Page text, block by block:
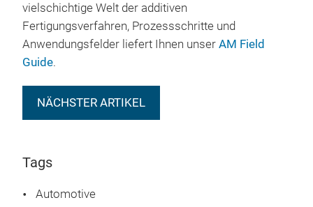
vielschichtige Welt der additiven
Fertigungsverfahren, Prozessschritte und
Anwendungsfelder liefert Ihnen unser AM Field
Guide.
NÄCHSTER ARTIKEL
Tags
Automotive